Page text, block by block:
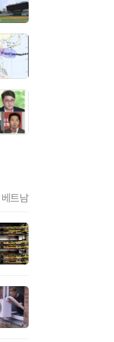
베트남